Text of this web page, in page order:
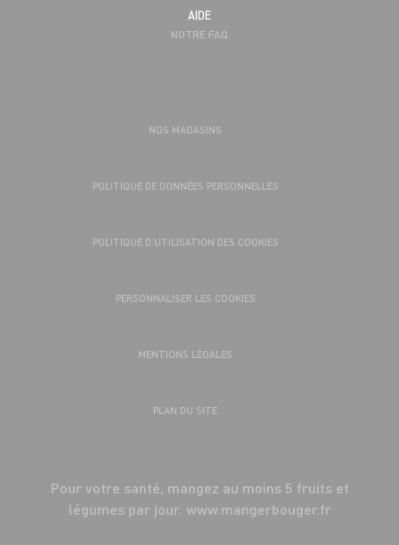
AIDE
NOTRE FAQ
NOS MAGASINS
POLITIQUE DE DONNÉES PERSONNELLES
POLITIQUE D’UTILISATION DES COOKIES
PERSONNALISER LES COOKIES
MENTIONS LÉGALES
PLAN DU SITE
Pour votre santé, mangez au moins 5 fruits et
légumes par jour. www.mangerbouger.fr